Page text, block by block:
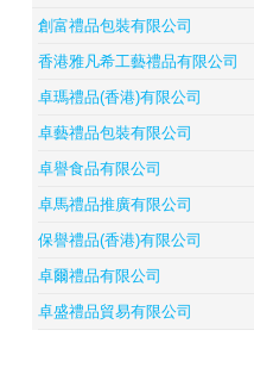
創富禮品包裝有限公司
香港雅凡希工藝禮品有限公司
卓瑪禮品(香港)有限公司
卓藝禮品包裝有限公司
卓譽食品有限公司
卓馬禮品推廣有限公司
保譽禮品(香港)有限公司
卓爾禮品有限公司
卓盛禮品貿易有限公司